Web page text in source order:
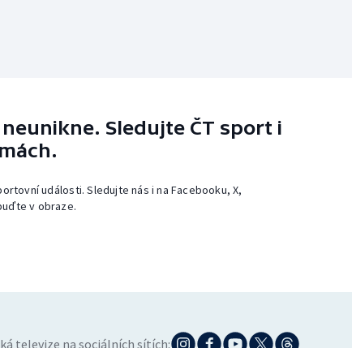
Sledujte ČT sport i
události. Sledujte nás i na Facebooku, X,
v obraze.
televize na sociálních sítích: